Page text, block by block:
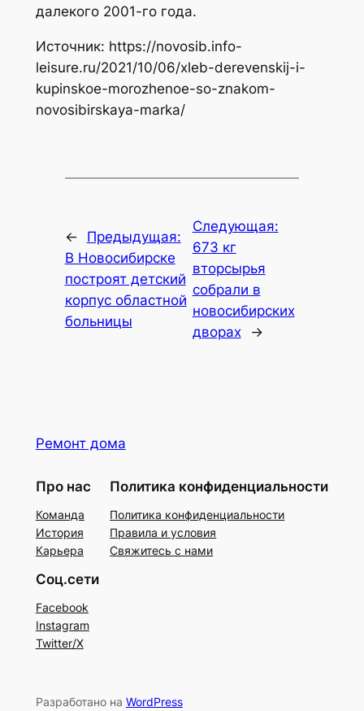
далекого 2001-го года.
Источник: https://novosib.info-
leisure.ru/2021/10/06/xleb-derevenskij-i-
kupinskoe-morozhenoe-so-znakom-
novosibirskaya-marka/
←
Предыдущая:
В Новосибирске
построят детский
корпус областной
больницы
Следующая:
673 кг
вторсырья
собрали в
новосибирских
дворах
→
Ремонт дома
Про нас
Команда
История
Карьера
Политика конфиденциальности
Политика конфиденциальности
Правила и условия
Свяжитесь с нами
Соц.сети
Facebook
Instagram
Twitter/X
Разработано на WordPress